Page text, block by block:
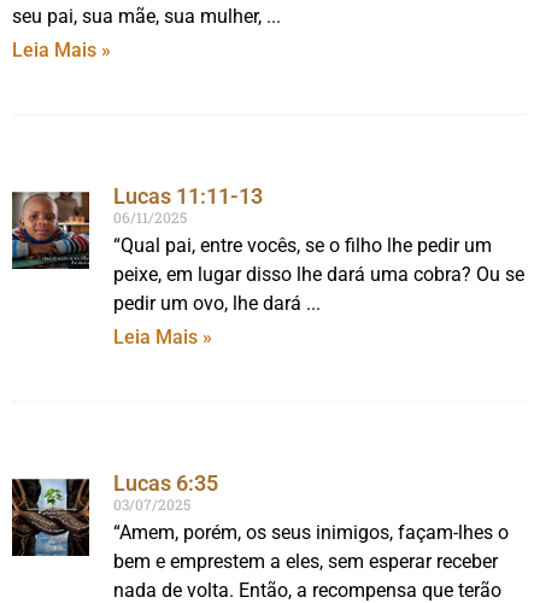
seu pai, sua mãe, sua mulher,
Leia Mais »
Lucas 11:11-13
06/11/2025
“Qual pai, entre vocês, se o filho lhe pedir um
peixe, em lugar disso lhe dará uma cobra? Ou se
pedir um ovo, lhe dará
Leia Mais »
Lucas 6:35
03/07/2025
“Amem, porém, os seus inimigos, façam-lhes o
bem e emprestem a eles, sem esperar receber
nada de volta. Então, a recompensa que terão